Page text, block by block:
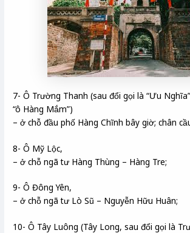
7- Ô Trường Thanh (sau đổi gọi là “Ưu
“ô Hàng Mắm”)
– ở chỗ đầu phố Hàng Chĩnh bây giờ; chân
8- Ô Mỹ Lộc,
– ở chỗ ngã tư Hàng Thùng – Hàng Tre;
9- Ô Đông Yên,
– ở chỗ ngã tư Lò Sũ – Nguyễn Hữu Huân;
10- Ô Tây Luông (Tây Long, sau đổi gọi là